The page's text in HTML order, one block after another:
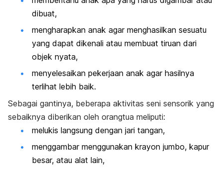
dibuat,
mengharapkan anak agar menghasilkan sesuatu
yang dapat dikenali atau membuat tiruan dari
objek nyata,
menyelesaikan pekerjaan anak agar hasilnya
terlihat lebih baik.
Sebagai gantinya, beberapa aktivitas seni sensorik yang
sebaiknya diberikan oleh orangtua meliputi:
melukis langsung dengan jari tangan,
menggambar menggunakan krayon jumbo, kapur
besar, atau alat lain,